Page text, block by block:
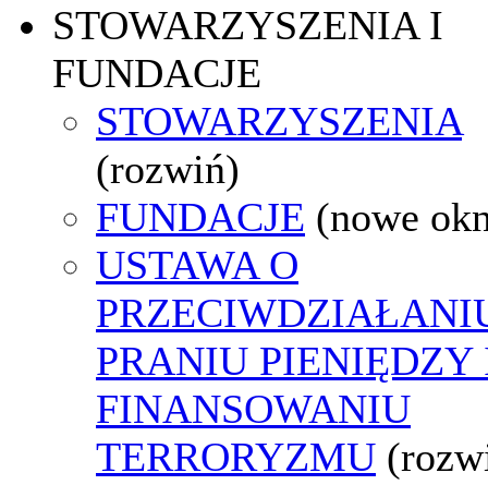
STOWARZYSZENIA I
FUNDACJE
STOWARZYSZENIA
(rozwiń)
FUNDACJE (nowe
USTAWA O
PRANIU PIENIĘDZY
FINANSOWANIU
TERRORYZMU